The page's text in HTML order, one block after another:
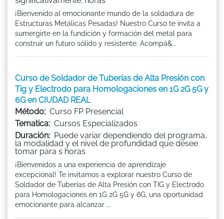
¡Bienvenido al emocionante mundo de la soldadura de
Estructuras Metálicas Pesadas! Nuestro Curso te invita a
sumergirte en la fundición y formación del metal para
construir un futuro sólido y resistente. Acompá&...
Curso de Soldador de Tuberías de Alta Presión con
Tig y Electrodo para Homologaciones en 1G 2G 5G y
6G en CIUDAD REAL
Método: Curso FP Presencial
Tematica: Cursos Especializados
Duración: Puede variar dependiendo del programa,
la modalidad y el nivel de profundidad que desee
tomar para s horas
¡Bienvenidos a una experiencia de aprendizaje
excepcional! Te invitamos a explorar nuestro Curso de
Soldador de Tuberías de Alta Presión con TIG y Electrodo
para Homologaciones en 1G 2G 5G y 6G, una oportunidad
emocionante para alcanzar ...